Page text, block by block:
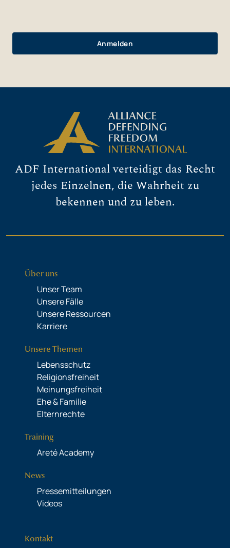
ADF International verteidigt das Recht
jedes Einzelnen, die Wahrheit zu
bekennen und zu leben.
Über uns
Unser Team
Unsere Fälle
Unsere Ressourcen
Karriere
Unsere Themen
Lebensschutz
Religionsfreiheit
Meinungsfreiheit
Ehe & Familie
Elternrechte
Training
Areté Academy
News
Pressemitteilungen
Videos
Kontakt